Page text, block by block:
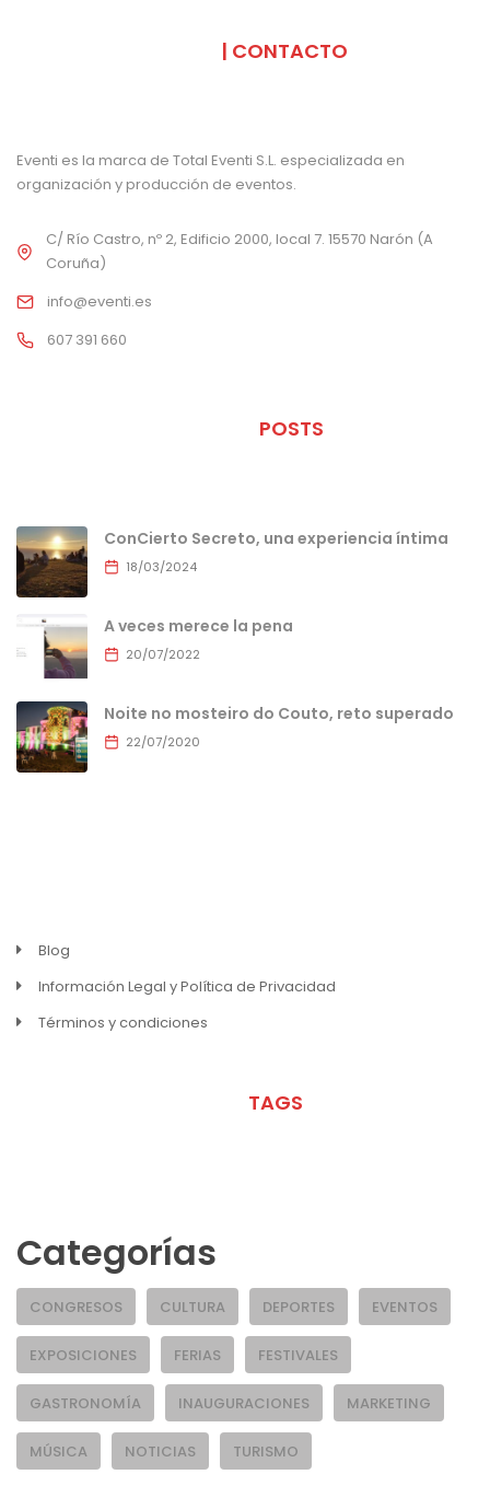
| CONTACTO
Eventi es la marca de Total Eventi S.L. especializada en
organización y producción de eventos.
C/ Río Castro, nº 2, Edificio 2000, local 7. 15570 Narón (A
Coruña)
info@eventi.es
607 391 660
POSTS
ConCierto Secreto, una experiencia íntima
18/03/2024
A veces merece la pena
20/07/2022
Noite no mosteiro do Couto, reto superado
22/07/2020
Blog
Información Legal y Política de Privacidad
Términos y condiciones
TAGS
Categorías
CONGRESOS CULTURA DEPORTES EVENTOS
EXPOSICIONES FERIAS FESTIVALES
GASTRONOMÍA INAUGURACIONES MARKETING
MÚSICA NOTICIAS TURISMO